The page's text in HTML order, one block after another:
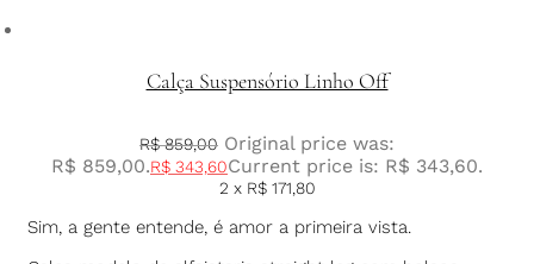
Calça Suspensório Linho Off
R$859,00 Original price was:
R$ 859,00.R$ 343,60Current price is: R$ 343,60.
2 x R$171,80
Sim, a gente entende, é amor a primeira vista.